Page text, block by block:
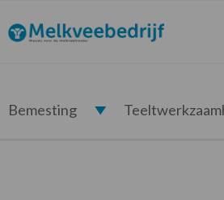
de
hoofdnavigatie
de
hoofd
de
eerste
de
voettekst
Melkveebedrijf.nl
Bemesting